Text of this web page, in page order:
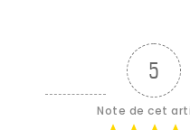
5
Note de cet